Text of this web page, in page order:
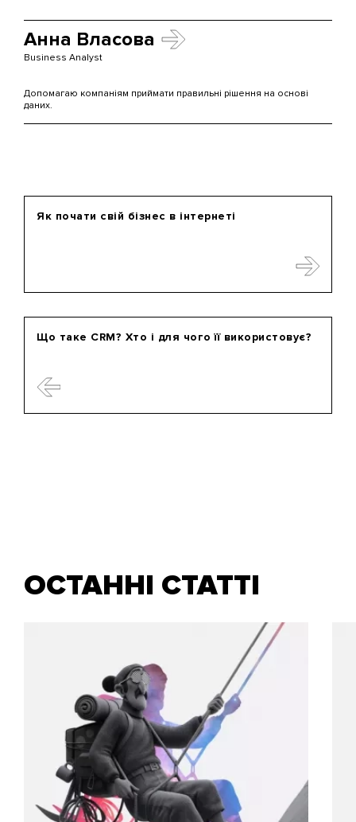
Анна Власова
Business Analyst
Допомагаю компаніям приймати правильні рішення на основі
даних.
Що таке CRM? Хто і для чого її використовує?
Як почати свій бізнес в інтернеті
ОСТАННІ СТАТТІ